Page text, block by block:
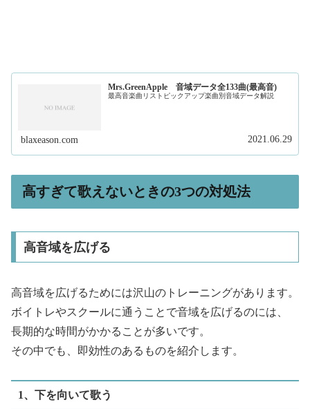
Mrs.GreenApple 音域データ全133曲(最高音)
最高音楽曲リストピックアップ楽曲別音域データ解説
blaxeason.com 2021.06.29
高すぎて歌えないときの3つの対処法
高音域を広げる
高音域を広げるためには沢山のトレーニングがあります。
ボイトレやスクールに通うことで音域を広げるのには、
長期的な時間がかかることが多いです。
その中でも、即効性のあるものを紹介します。
1、下を向いて歌う